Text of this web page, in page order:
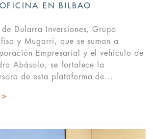
EN BILBAO
Dularra Inversiones, Grupo
y Mugarri, que se suman a
Empresarial y el vehículo de
Abásolo, se fortalece la
de esta plataforma de...
>